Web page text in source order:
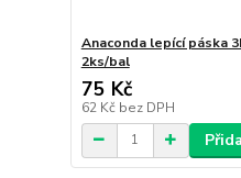
Anaconda lepící páska
2ks/bal
75 Kč
62 Kč bez DPH